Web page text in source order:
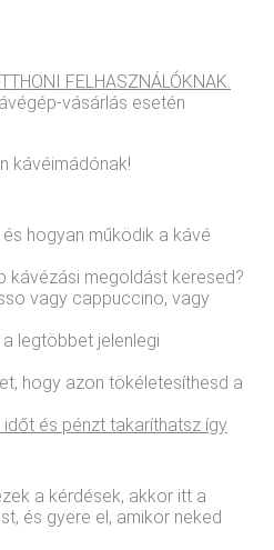
FELHASZNÁLÓKNAK.
vásárlás esetén
kávéimádónak!
hogyan működik a kávé
kávézási megoldást keresed?
vagy cappuccino, vagy
legtöbbet jelenlegi
hogy azon tökéletesíthesd a
és pénzt takaríthatsz így
a kérdések, akkor itt a
és gyere el, amikor neked